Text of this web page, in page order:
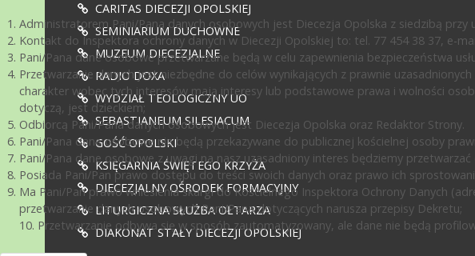
CARITAS DIECEZJI OPOLSKIEJ
SEMINIARIUM DUCHOWNE
MUZEUM DIECEZJALNE
RADIO DOXA
WYDZIAŁ TEOLOGICZNY UO
SEBASTIANEUM SILESIACUM
GOŚĆ OPOLSKI
KSIĘGARNIA ŚWIĘTEGO KRZYŻA
DIECEZJALNY OŚRODEK FORMACYJNY
LITURGICZNA SŁUŻBA OŁTARZA
DIAKONAT STAŁY DIECEZJI OPOLSKIEJ
Administratorem Pani/Pana danych osobowych jest Diecezja Opolska z siedzibą
Kontakt do Inspektora ochrony danych w Diecezji Opolskiej to: tel. 77 454 38 37, e-
Pani/Pana dane osobowe przetwarzane będą w celu zapewnienia bezpieczeństwa
Przetwarzanie danych jest niezbędne do celów wynikających z prawnie
charakter wobec tych interesów mają interesy lub podstawowe prawa i wolności
dotyczą, jest dzieckiem;
Odbiorcą Pani/Pana danych osobowych jest Diecezja Opolska oraz Redaktor Strony.
Pani/Pana dane osobowe nie będą przekazywane do publicznej kościelnej osoby
Pani/Pana dane osobowe z uwagi na nasz uzasadniony interes będziemy
Posiada Pani/Pan prawo dostępu do treści swoich danych oraz prawo ich
Ma Pani/Pan prawo wniesienia skargi do Kościelnego Inspektora Ochrony Danych
przetwarzanie danych osobowych Pani/Pana dotyczących narusza przepisy Dekretu;
10. Przetwarzanie odbywa się w sposób zautomatyzowany, ale dane nie będą